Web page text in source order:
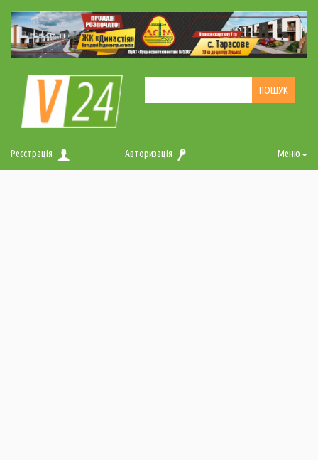
Реєстрація Авторизація Меню